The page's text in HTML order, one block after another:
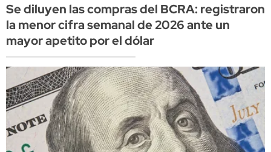
Se diluyen las compras del BCRA: registraron
la menor cifra semanal de 2026 ante un
mayor apetito por el dólar